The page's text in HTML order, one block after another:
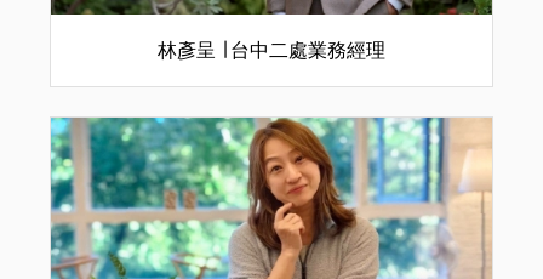
林彥呈 ∣ 台中二處業務經理